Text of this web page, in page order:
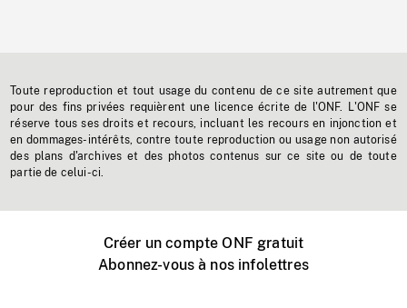
Toute reproduction et tout usage du contenu de ce site autrement que
pour des fins privées requièrent une licence écrite de l'ONF. L'ONF se
réserve tous ses droits et recours, incluant les recours en injonction et
en dommages-intérêts, contre toute reproduction ou usage non autorisé
des plans d'archives et des photos contenus sur ce site ou de toute
partie de celui-ci.
Créer un compte ONF gratuit
Abonnez-vous à nos infolettres